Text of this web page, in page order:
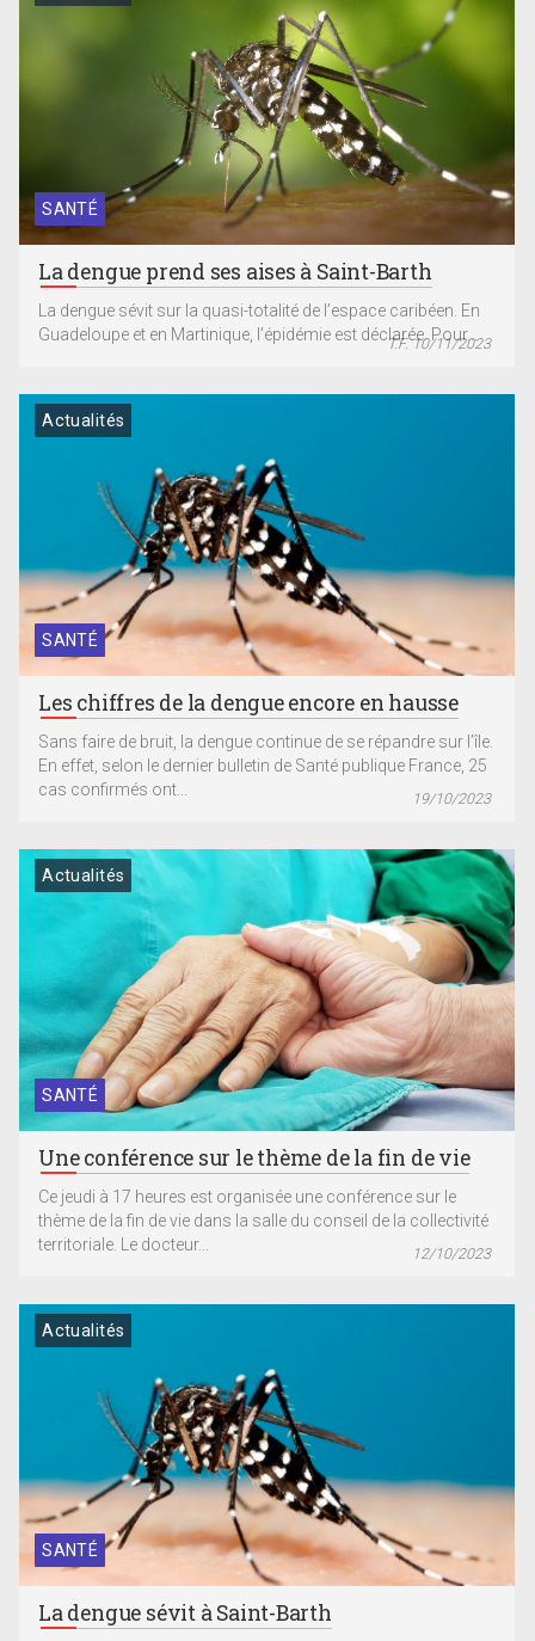
SANTÉ
La dengue prend ses aises à Saint-Barth
La dengue sévit sur la quasi-totalité de l’espace caribéen. En
Guadeloupe et en Martinique, l’épidémie est déclarée. Pour...
T.F. 10/11/2023
SANTÉ
Actualités
Les chiffres de la dengue encore en hausse
Sans faire de bruit, la dengue continue de se répandre sur l’île.
En effet, selon le dernier bulletin de Santé publique France, 25
cas confirmés ont...
19/10/2023
SANTÉ
Actualités
Une conférence sur le thème de la fin de vie
Ce jeudi à 17 heures est organisée une conférence sur le
thème de la fin de vie dans la salle du conseil de la collectivité
territoriale. Le docteur...
12/10/2023
SANTÉ
Actualités
La dengue sévit à Saint-Barth